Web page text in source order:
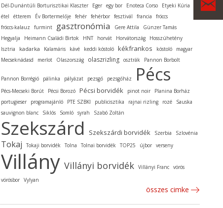
Dél-Dunántúli Borturisztikai Klaszter
Eger egy bor Enoteca Corso
Etyeki Kúria
étel
étterem Év Bortermelője fehér fehérbor fesztivál francia
fröccs
fröccs-kalauz
furmint gasztronómia Gere Attila
Günzer Tamás
Hegyalja
Heimann Családi Birtok HNT horvát Horvátország
Hosszúhetény
Isztria
kadarka Kalamáris kávé keddi kóstoló kékfrankos kóstoló
magyar
Mecseknádasd
merlot Olaszország olaszrizling osztrák Pannon Borbolt
Pannon Borrégió pálinka pályázat pezsgő pezsgőház Pécs
Pécs-Mecseki Borút Pécsi Borozó Pécsi borvidék pinot noir
Planina Borház
portugieser
programajánló PTE SZBKI publicisztika rajnai rizling rozé
Sauska
sauvignon blanc
Siklós Somló syrah Szabó Zoltán
Szekszárd Szekszárdi borvidék Szerbia Szlovénia
Tokaj Tokaji borvidék Tolna Tolnai borvidék TOP25 újbor verseny
Villány Villányi borvidék Villányi Franc vörös
vörösbor Vylyan
összes cimke